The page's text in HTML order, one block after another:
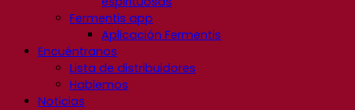
Fermentis app
Aplicación Fermentis
Encuéntranos
Lista de distribuidores
Hablemos
Noticias